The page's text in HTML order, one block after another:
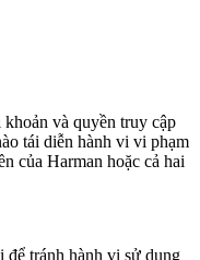
và quyền truy cập
tái diễn hành vi vi phạm
của Harman hoặc cả hai
tránh hành vi sử dụng